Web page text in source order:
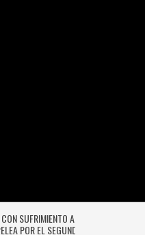
SUFRIMIENTO A AUDAX
POR EL SEGUNDO LUGAR